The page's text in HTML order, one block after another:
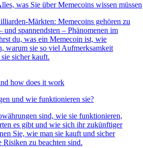
was Sie über Memecoins wissen müssen
Märkten: Memecoins gehören zu
und spannendsten – Phänomenen im
du, was ein Memecoin ist, wie
warum sie so viel Aufmerksamkeit
sicher kauft.
und wie funktionieren sie?
sind, wie sie funktionieren,
es gibt und wie sich ihr zukünftiger
Sie, wie man sie kauft und sicher
zu beachten sind.